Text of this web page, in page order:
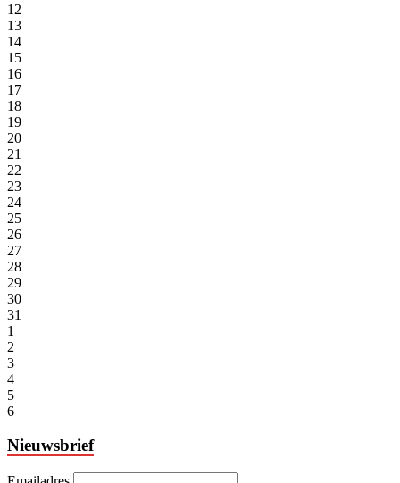
12
13
14
15
16
17
18
19
20
21
22
23
24
25
26
27
28
29
30
31
1
2
3
4
5
6
Nieuwsbrief